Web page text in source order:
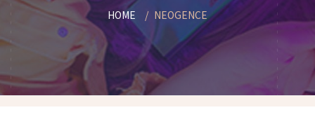
HOME NEOGENCE